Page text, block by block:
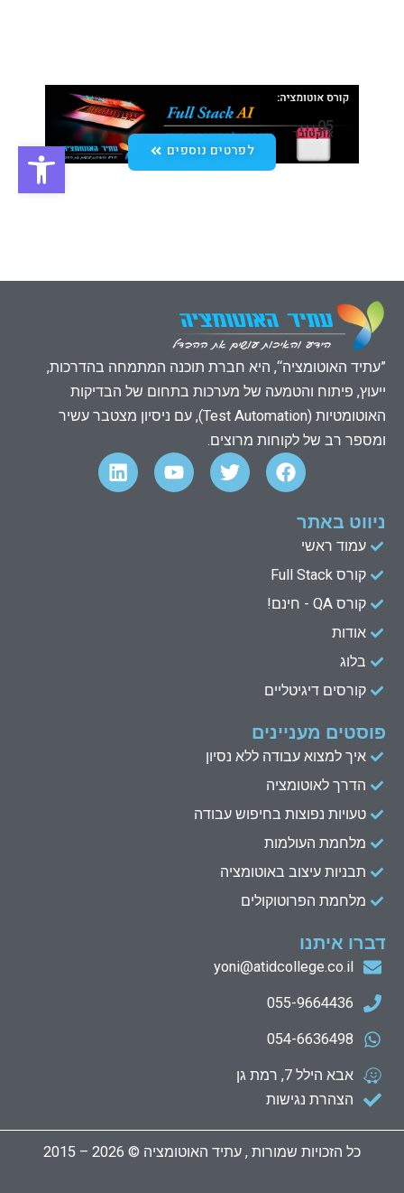
”עתיד האוטומציה“, היא חברת תוכנה המתמחה בהדרכות,
ייעוץ, פיתוח והטמעה של מערכות בתחום של הבדיקות
האוטומטיות (Test Automation), עם ניסיון מצטבר עשיר
ומספר רב של לקוחות מרוצים.
F
a
c
o
k
T
w
i
Y
o
u
L
i
n
ניווט באתר
עמוד ראשי
קורס Full Stack
קורס QA - חינם!
אודות
בלוג
קורסים דיגיטליים
פוסטים מעניינים
איך למצוא עבודה ללא נסיון
הדרך לאוטומציה
טעויות נפוצות בחיפוש עבודה
מלחמת העולמות
תבניות עיצוב באוטומציה
מלחמת הפרוטוקולים
דברו איתנו
yoni@atidcollege.co.il
055-9664436
054-6636498
אבא הילל 7, רמת גן
הצהרת נגישות
כל הזכויות שמורות , עתיד האוטומציה © 2026 – 2015